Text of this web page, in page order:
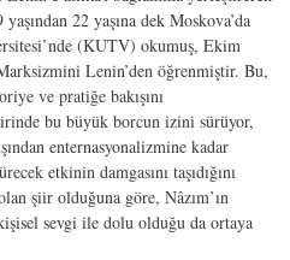
22 yaşına dek Moskova’da
(KUTV) okumuş, Ekim
Lenin’den öğrenmiştir. Bu,
ve pratiğe bakışını
bu büyük borcun izini sürüyor,
enternasyonalizmine kadar
etkinin damgasını taşıdığını
şiir olduğuna göre, Nâzım’ın
sevgi ile dolu olduğu da ortaya